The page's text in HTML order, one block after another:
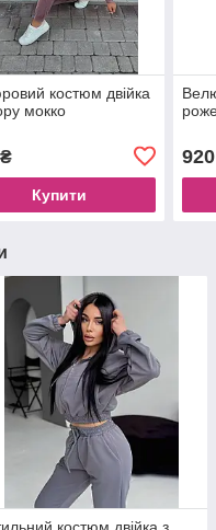
костюм двійка
мокко
Купити
920
костюм двійка з